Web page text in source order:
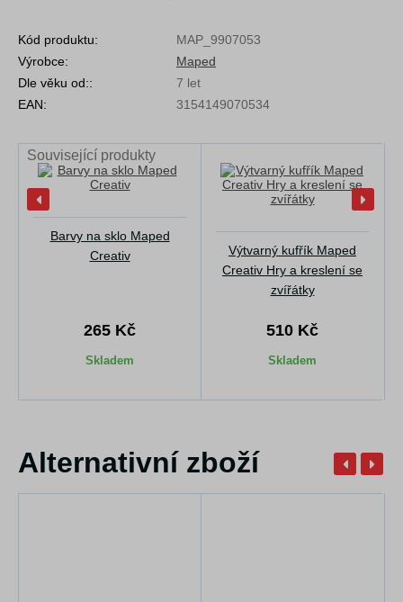
Kód produktu:
MAP_9907053
Výrobce:
Maped
Dle věku od::
7 let
EAN:
3154149070534
Související produkty
Barvy na sklo Maped
Creativ
265 Kč
Skladem
Výtvarný kufřík Maped
Creativ Hry a kreslení se
zvířátky
510 Kč
Skladem
Alternativní zboží